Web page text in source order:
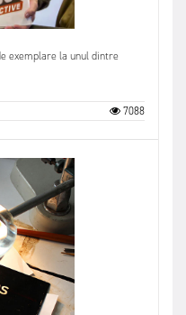
exemplare la unul dintre
7088